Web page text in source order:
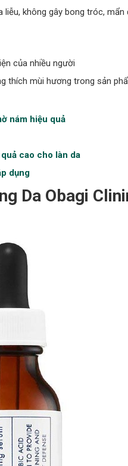
không gây bong tróc,
của nhiều người
thích mùi hương trong sản
nám hiệu quả
cao cho làn da
dụng
Da Obagi